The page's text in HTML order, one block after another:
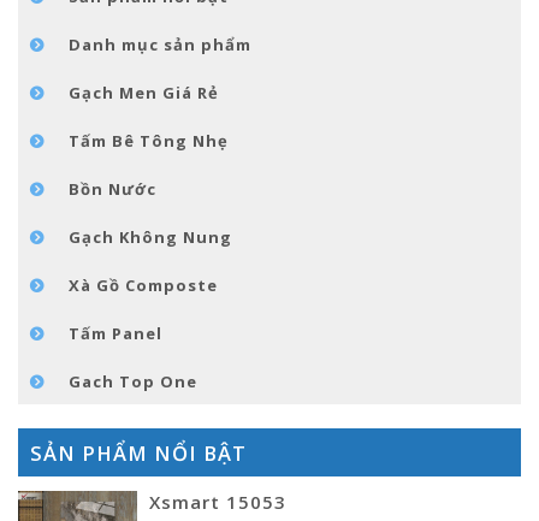
LIÊN HỆDanh mục sản phẩm
Gạch Men Giá Rẻ
Tấm Bê Tông Nhẹ
Bồn Nước
Gạch Không Nung
Xà Gồ Composte
Tấm Panel
Gach Top One
SẢN PHẨM NỔI BẬT
Xsmart 15053